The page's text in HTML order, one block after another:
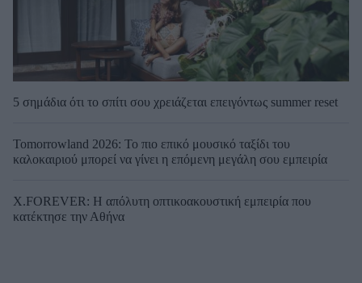
5 σημάδια ότι το σπίτι σου χρειάζεται επειγόντως summer reset
Tomorrowland 2026: Το πιο επικό μουσικό ταξίδι του
καλοκαιριού μπορεί να γίνει η επόμενη μεγάλη σου εμπειρία
X.FOREVER: Η απόλυτη οπτικοακουστική εμπειρία που
κατέκτησε την Αθήνα